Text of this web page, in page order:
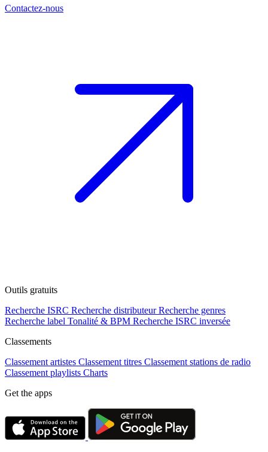
Contactez-nous
Outils gratuits
Recherche ISRC Recherche distributeur Recherche genres
Recherche label Tonalité & BPM Recherche ISRC inversée
Classements
Classement artistes Classement titres Classement stations de radio
Classement playlists Charts
Get the apps